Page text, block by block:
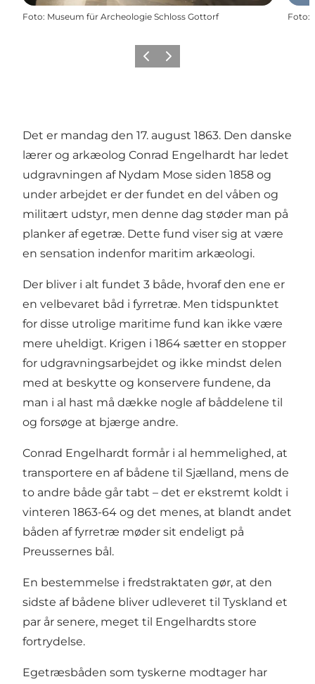
Foto: Museum für Archeologie Schloss Gottorf Foto:
ForrigeNæste
Det er mandag den 17. august 1863. Den danske
lærer og arkæolog Conrad Engelhardt har ledet
udgravningen af Nydam Mose siden 1858 og
under arbejdet er der fundet en del våben og
militært udstyr, men denne dag støder man på
planker af egetræ. Dette fund viser sig at være
en sensation indenfor maritim arkæologi.
Der bliver i alt fundet 3 både, hvoraf den ene er
en velbevaret båd i fyrretræ. Men tidspunktet
for disse utrolige maritime fund kan ikke være
mere uheldigt. Krigen i 1864 sætter en stopper
for udgravningsarbejdet og ikke mindst delen
med at beskytte og konservere fundene, da
man i al hast må dække nogle af båddelene til
og forsøge at bjærge andre.
Conrad Engelhardt formår i al hemmelighed, at
transportere en af bådene til Sjælland, mens de
to andre både går tabt – det er ekstremt koldt i
vinteren 1863-64 og det menes, at blandt andet
båden af fyrretræ møder sit endeligt på
Preussernes bål.
En bestemmelse i fredstraktaten gør, at den
sidste af bådene bliver udleveret til Tyskland et
par år senere, meget til Engelhardts store
fortrydelse.
Egetræsbåden som tyskerne modtager har